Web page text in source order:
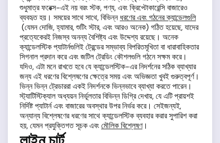
শুধুমাত্র ফরেক্স-এই নয় বরং স্টক, পণ্য, এবং ক্রিপ্টোকারেন্সি বাজারেও
ব্যবহৃত হয়। সময়ের সাথে সাথে, বিভিন্নধরণের এবং গঠনের ক্যান্ডেলগুলি
(যেমন দোজি, হ্যামার, শুটিং স্টার, এবং আরও অনেক) গঠিত হয়েছে, যাদের
প্রত্যেকেরই নিজস্ব অনন্য বৈশিষ্ট্য এবং উদ্দেশ্য রয়েছে। অনেক
ক্যান্ডেলস্টিক প্যাটার্নগুলিই ট্রেন্ডের সম্ভাব্য বিপরিতমূখিতা বা ধারাবাহিকতার
সিগনাল প্রদান করে এবং জটিল ট্রেডিং কৌশলগুলি গঠনে সক্ষম করে।
যদিও, এটা মনে রাখতে হবে যে ক্যান্ডেলস্টিক-এর নিদর্শনের সঠিক ব্যাখ্যার
জন্য এই ধরণের বিশ্লেষণের ক্ষেত্রে সময় এবং অভিজ্ঞতা খুবই গুরুত্বপূর্ণ।
ভিন্ন ভিন্ন ট্রেডাররা একই নিদর্শনকে ভিন্নভাবে ব্যাখ্যা করতে পারেন।
স্ট্যাটিস্টিক্যাল অধ্যয়ন নির্ভূলতার বিভিন্ন ডিগ্রি দেখায়, যে এটি প্রায়শই
নির্দিষ্ট প্যাটার্ন এবং বাজারের অবস্থার উপর নির্ভর করে। সেইজন্যই,
অন্যান্য বিশ্লেষণের ধরণের সাথে ক্যান্ডেলস্টিক ব্যবহার করার সুপারিশ করা
হয়, যেমন প্রযুক্তিগত সূচক এবংমৌলিক বিশ্লেষণ।